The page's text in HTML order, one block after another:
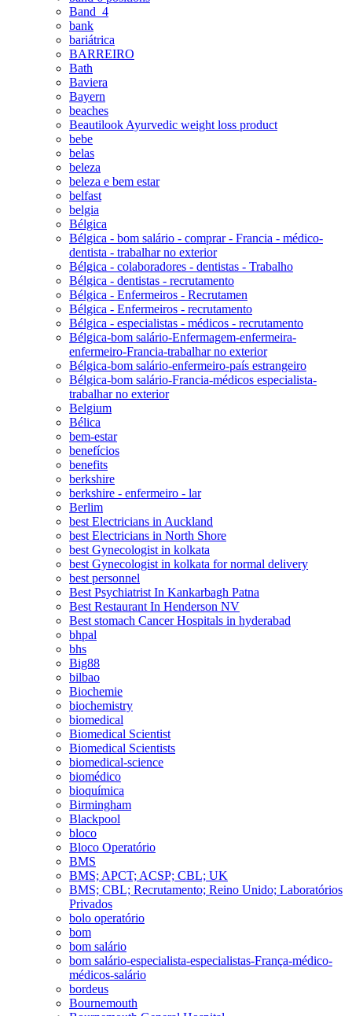
Band_4
bank
bariátrica
BARREIRO
Bath
Baviera
Bayern
beaches
Beautilook Ayurvedic weight loss product
bebe
belas
beleza
beleza e bem estar
belfast
belgia
Bélgica
Bélgica - bom salário - comprar - Francia - médico-
dentista - trabalhar no exterior
Bélgica - colaboradores - dentistas - Trabalho
Bélgica - dentistas - recrutamento
Bélgica - Enfermeiros - Recrutamen
Bélgica - Enfermeiros - recrutamento
Bélgica - especialistas - médicos - recrutamento
Bélgica-bom salário-Enfermagem-enfermeira-
enfermeiro-Francia-trabalhar no exterior
Bélgica-bom salário-enfermeiro-país estrangeiro
Bélgica-bom salário-Francia-médicos especialista-
trabalhar no exterior
Belgium
Bélica
bem-estar
benefícios
benefits
berkshire
berkshire - enfermeiro - lar
Berlim
best Electricians in Auckland
best Electricians in North Shore
best Gynecologist in kolkata
best Gynecologist in kolkata for normal delivery
best personnel
Best Psychiatrist In Kankarbagh Patna
Best Restaurant In Henderson NV
Best stomach Cancer Hospitals in hyderabad
bhpal
bhs
Big88
bilbao
Biochemie
biochemistry
biomedical
Biomedical Scientist
Biomedical Scientists
biomedical-science
biomédico
bioquímica
Birmingham
Blackpool
bloco
Bloco Operatório
BMS
BMS; APCT; ACSP; CBL; UK
BMS; CBL; Recrutamento; Reino Unido; Laboratórios
Privados
bolo operatório
bom
bom salário
bom salário-especialista-especialistas-França-médico-
médicos-salário
bordeus
Bournemouth